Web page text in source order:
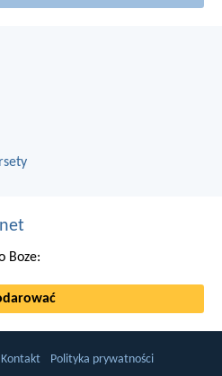
Boze:
Kontakt Polityka prywatności